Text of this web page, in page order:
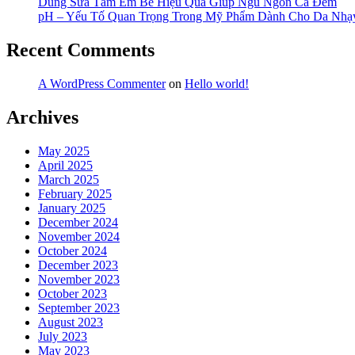
pH – Yếu Tố Quan Trọng Trong Mỹ Phẩm Dành Cho Da
Recent Comments
A WordPress Commenteron Hello world!
Archives
May 2025
April 2025
March 2025
February 2025
January 2025
December 2024
November 2024
October 2024
December 2023
November 2023
October 2023
September 2023
August 2023
July 2023
May 2023